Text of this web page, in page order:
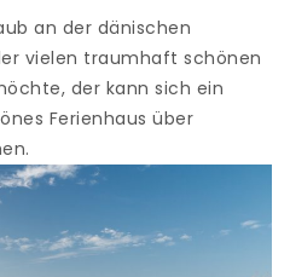
an der dänischen
vielen traumhaft schönen
der kann sich ein
Ferienhaus über